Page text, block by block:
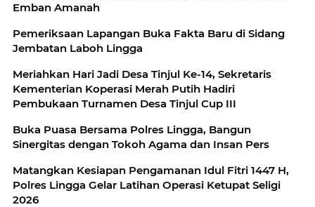
Emban Amanah
Pemeriksaan Lapangan Buka Fakta Baru di Sidang
Jembatan Laboh Lingga
Meriahkan Hari Jadi Desa Tinjul Ke-14, Sekretaris
Kementerian Koperasi Merah Putih Hadiri
Pembukaan Turnamen Desa Tinjul Cup III
Buka Puasa Bersama Polres Lingga, Bangun
Sinergitas dengan Tokoh Agama dan Insan Pers
Matangkan Kesiapan Pengamanan Idul Fitri 1447 H,
Polres Lingga Gelar Latihan Operasi Ketupat Seligi
2026